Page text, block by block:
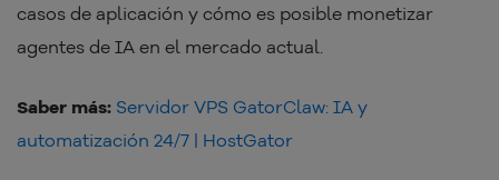
casos de aplicación y cómo es posible monetizar
agentes de IA en el mercado actual.
Saber más: Servidor VPS GatorClaw: IA y
automatización 24/7 | HostGator